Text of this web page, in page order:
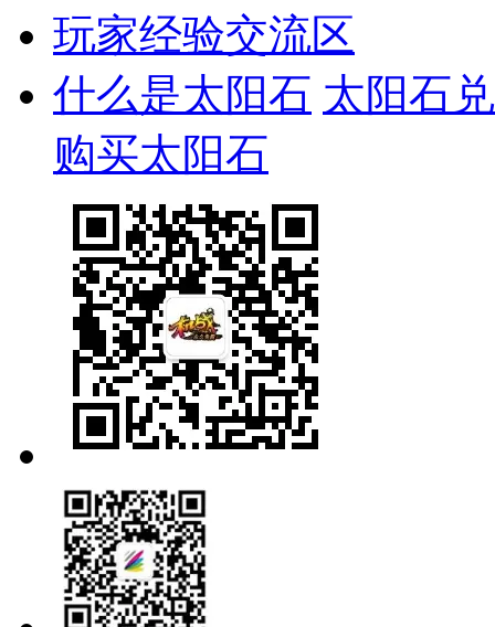
玩家经验交流区
什么是太阳石 太阳石
购买太阳石